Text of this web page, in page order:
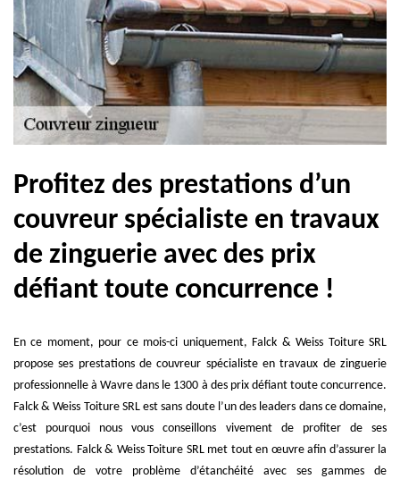
Profitez des prestations d’un
couvreur spécialiste en travaux
de zinguerie avec des prix
défiant toute concurrence !
En ce moment, pour ce mois-ci uniquement, Falck & Weiss Toiture SRL
propose ses prestations de couvreur spécialiste en travaux de zinguerie
professionnelle à Wavre dans le 1300 à des prix défiant toute concurrence.
Falck & Weiss Toiture SRL est sans doute l’un des leaders dans ce domaine,
c’est pourquoi nous vous conseillons vivement de profiter de ses
prestations. Falck & Weiss Toiture SRL met tout en œuvre afin d’assurer la
résolution de votre problème d’étanchéité avec ses gammes de